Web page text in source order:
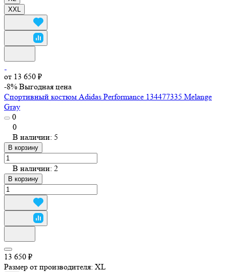
XXL
от 13 650 ₽
-8% Выгодная цена
Спортивный костюм Adidas Performance 134477335 Melange
Gray
0
0
В наличии: 5
В корзину
В наличии: 2
В корзину
13 650 ₽
Размер от производителя: XL